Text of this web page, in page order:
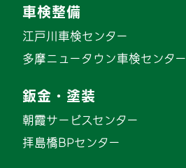
車検整備
江戸川車検センター
多摩ニュータウン車検センター
鈑金・塗装
朝霞サービスセンター
拝島橋BPセンター